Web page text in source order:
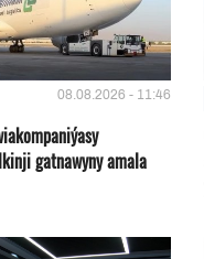
08.08.2026 - 11:46
gatnawyny amala